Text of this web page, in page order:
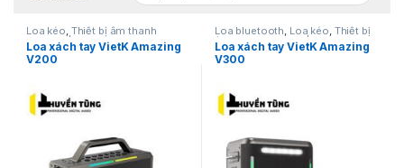
Loa kéo Thiết bị âm thanh
karaoke | KTV
Loa xách tay VietK Amazing
V200
Loa bluetooth Loa kéo Thiết bị
âm thanh karaoke | KTV
Loa xách tay VietK Amazing
V300